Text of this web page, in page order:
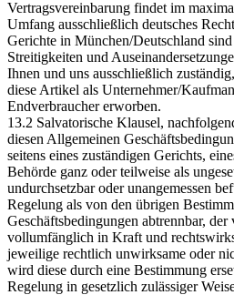
Vertragsvereinbarung findet im
Umfang ausschließlich deutsches
Gerichte in München/Deutschland
Streitigkeiten und
Ihnen und uns ausschließlich
diese Artikel als Unternehmer/
Endverbraucher erworben.
13.2 Salvatorische Klausel,
diesen Allgemeinen
seitens eines zuständigen Gerichts,
Behörde ganz oder teilweise als
undurchsetzbar oder unangemessen
Regelung als von den übrigen
Geschäftsbedingungen abtrennbar,
vollumfänglich in Kraft und
jeweilige rechtlich unwirksame oder
wird diese durch eine Bestimmung
Regelung in gesetzlich zulässiger